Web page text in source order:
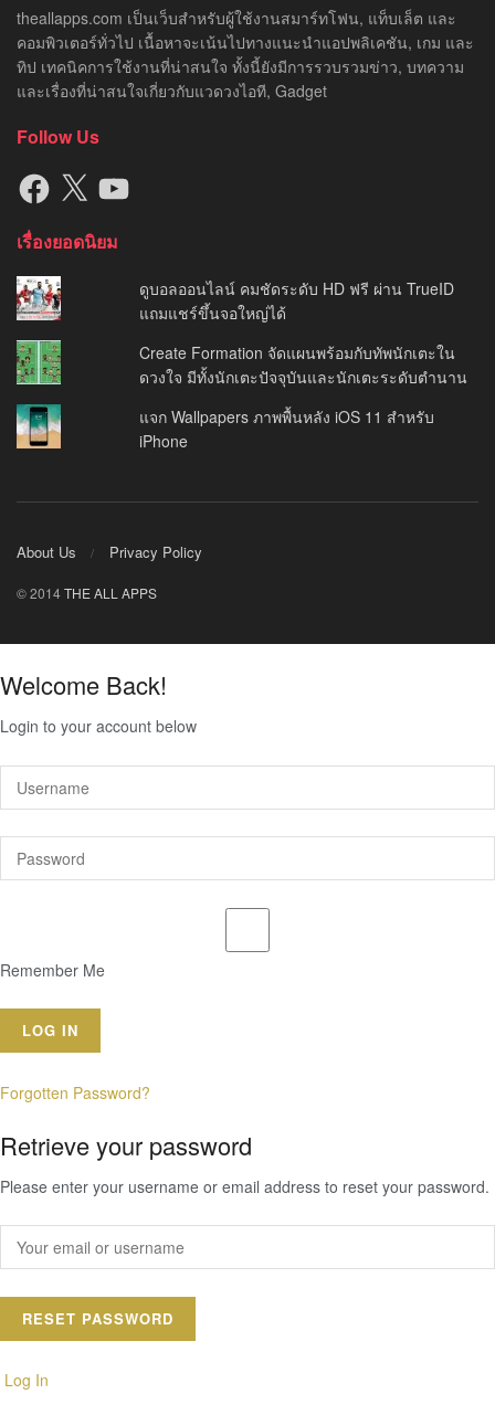
theallapps.com เป็นเว็บสำหรับผู้ใช้งานสมาร์ทโฟน, แท็บเล็ต และ
คอมพิวเตอร์ทั่วไป เนื้อหาจะเน้นไปทางแนะนำแอปพลิเคชัน, เกม และ
ทิป เทคนิคการใช้งานที่น่าสนใจ ทั้งนี้ยังมีการรวบรวมข่าว, บทความ
และเรื่องที่น่าสนใจเกี่ยวกับแวดวงไอที, Gadget
Follow Us
Facebook
X YouTube
เรื่องยอดนิยม
ดูบอลออนไลน์ คมชัดระดับ HD ฟรี ผ่าน TrueID
แถมแชร์ขึ้นจอใหญ่ได้
Create Formation จัดแผนพร้อมกับทัพนักเตะใน
ดวงใจ มีทั้งนักเตะปัจจุบันและนักเตะระดับตำนาน
แจก Wallpapers ภาพพื้นหลัง iOS 11 สำหรับ
iPhone
About Us Privacy Policy
© 2014THE ALL APPS
Welcome Back!
Login to your account below
Remember Me
Forgotten Password?
Retrieve your password
Please enter your username or email address to reset your password.
Log In